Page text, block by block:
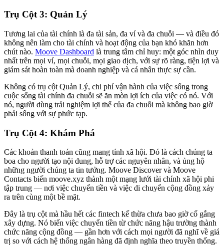
Trụ Cột 3: Quản Lý
Tương lai của tài chính là đa tài sản, đa ví và đa chuỗi — và điều đó
không nên làm cho tài chính và hoạt động của bạn khó khăn hơn
chút nào. Moove Dashboard là trung tâm chỉ huy: một góc nhìn duy
nhất trên mọi ví, mọi chuỗi, mọi giao dịch, với sự rõ ràng, tiện lợi và
giám sát hoàn toàn mà doanh nghiệp và cá nhân thực sự cần.
Không có trụ cột Quản Lý, chi phí vận hành của việc sống trong
cuộc sống tài chính đa chuỗi sẽ ăn mòn lợi ích của việc có nó. Với
nó, người dùng trải nghiệm lợi thế của đa chuỗi mà không bao giờ
phải sống với sự phức tạp.
Trụ Cột 4: Khám Phá
Các khoản thanh toán cũng mang tính xã hội. Đó là cách chúng ta
boa cho người tạo nội dung, hỗ trợ các nguyên nhân, và ủng hộ
những người chúng ta tin tưởng. Moove Discover và Moove
Contacts biến moove.xyz thành một mạng lưới tài chính xã hội phi
tập trung — nơi việc chuyển tiền và việc di chuyển cộng đồng xảy
ra trên cùng một bề mặt.
Đây là trụ cột mà hầu hết các fintech kế thừa chưa bao giờ cố gắng
xây dựng. Nó biến việc chuyển tiền từ chức năng hậu trường thành
chức năng cộng đồng — gần hơn với cách mọi người đã nghĩ về giá
trị so với cách hệ thống ngân hàng đã định nghĩa theo truyền thống.